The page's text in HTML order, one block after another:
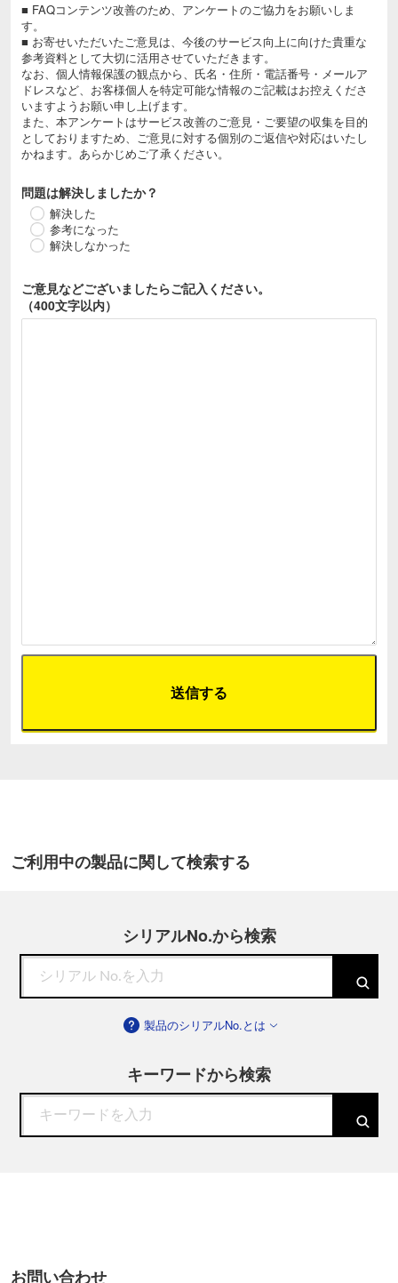
■ FAQコンテンツ改善のため、アンケートのご協力をお願いしま
す。
■ お寄せいただいたご意見は、今後のサービス向上に向けた貴重な
参考資料として大切に活用させていただきます。
なお、個人情報保護の観点から、氏名・住所・電話番号・メールア
ドレスなど、お客様個人を特定可能な情報のご記載はお控えくださ
いますようお願い申し上げます。
また、本アンケートはサービス改善のご意見・ご要望の収集を目的
としておりますため、ご意見に対する個別のご返信や対応はいたし
かねます。あらかじめご了承ください。
問題は解決しましたか？
解決した
参考になった
解決しなかった
ご意見などございましたらご記入ください。
（400文字以内）
ご利用中の製品に関して検索する
シリアルNo.から検索
製品のシリアルNo.とは
キーワードから検索
お問い合わせ